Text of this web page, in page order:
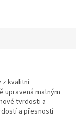
z kvalitní
upravená matným
tvrdosti a
a přesností